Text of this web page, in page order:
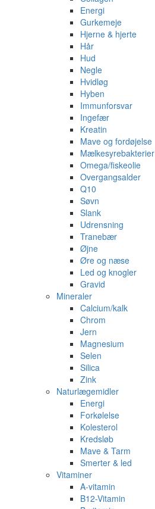
Energi
Gurkemeje
Hjerne & hjerte
Hår
Hud
Negle
Hvidløg
Hyben
Immunforsvar
Ingefær
Kreatin
Mave og fordøjelse
Mælkesyrebakterier
Omega/fiskeolie
Overgangsalder
Q10
Søvn
Slank
Udrensning
Tranebær
Øjne
Øre og næse
Led og knogler
Gravid
Mineraler
Calcium/kalk
Chrom
Jern
Magnesium
Selen
Silica
Zink
Naturlægemidler
Energi
Forkølelse
Kolesterol
Kredsløb
Mave & Tarm
Smerter & led
Vitaminer
A-vitamin
B12-Vitamin